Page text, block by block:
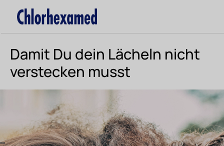
Damit Du dein Lächeln nicht
verstecken musst